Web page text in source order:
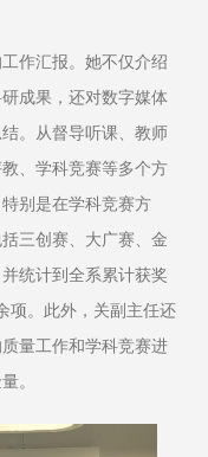
作汇报。她不仅介绍
成果，还对数字媒体
。从督导听课、教师
、学科竞赛等多个方
别是在学科竞赛方
三创赛、大广赛、金
统计到全系累计获奖
项。此外，关副主任还
量工作和学科竞赛进
。